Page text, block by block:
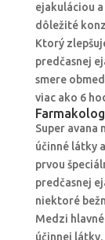
ejakuláciou
dôležité
Ktorý
predčasnej
smere
viac ako 6
Super avana
účinné látky
prvou
predčasnej
niektoré
Medzi
účinnej